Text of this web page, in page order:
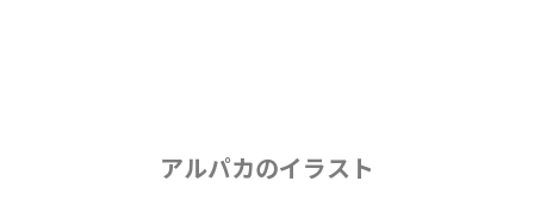
アルパカのイラスト